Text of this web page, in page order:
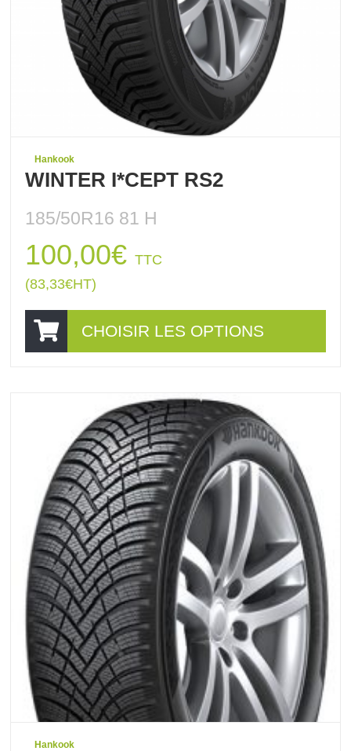
Hankook
WINTER I*CEPT RS2
185/50R16 81 H
100,00€ TTC
(83,33€HT)
CHOISIR LES OPTIONS
Hankook